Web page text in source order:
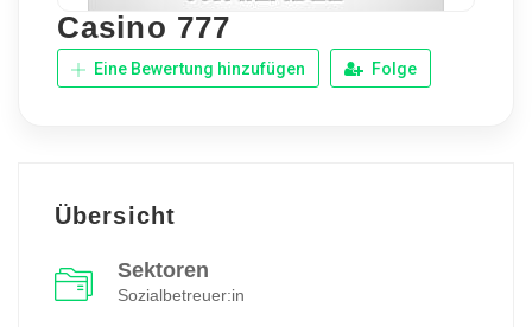
Casino 777
Eine Bewertung hinzufügen Folge
Übersicht
Sektoren
Sozialbetreuer:in